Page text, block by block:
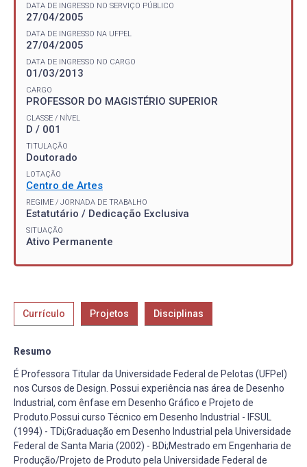
DATA DE INGRESSO NO SERVIÇO PÚBLICO
27/04/2005
DATA DE INGRESSO NA UFPEL
27/04/2005
DATA DE INGRESSO NO CARGO
01/03/2013
CARGO
PROFESSOR DO MAGISTÉRIO SUPERIOR
CLASSE / NÍVEL
D / 001
TITULAÇÃO
Doutorado
LOTAÇÃO
Centro de Artes
REGIME / JORNADA DE TRABALHO
Estatutário / Dedicação Exclusiva
SITUAÇÃO
Ativo Permanente
Currículo Projetos Disciplinas
Resumo
É Professora Titular da Universidade Federal de Pelotas (UFPel)
nos Cursos de Design. Possui experiência nas área de Desenho
Industrial, com ênfase em Desenho Gráfico e Projeto de
Produto.Possui curso Técnico em Desenho Industrial - IFSUL
(1994) - TDi;Graduação em Desenho Industrial pela Universidade
Federal de Santa Maria (2002) - BDi;Mestrado em Engenharia de
Produção/Projeto de Produto pela Universidade Federal de